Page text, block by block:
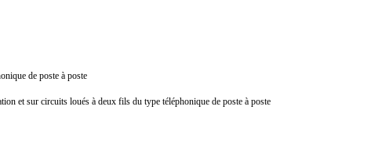
de poste à poste
et sur circuits loués à deux fils du type téléphonique de poste à poste